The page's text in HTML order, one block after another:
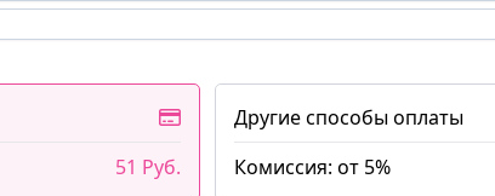
51 Руб.
Другие способы оплаты
Комиссия: от 5%